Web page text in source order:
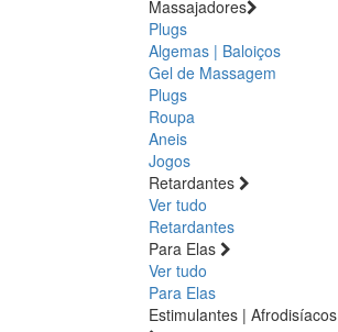
Massajadores
Plugs
Algemas | Baloiços
Gel de Massagem
Plugs
Roupa
Aneis
Jogos
Retardantes
Ver tudo
Retardantes
Para Elas
Ver tudo
Para Elas
Estimulantes | Afrodisíacos